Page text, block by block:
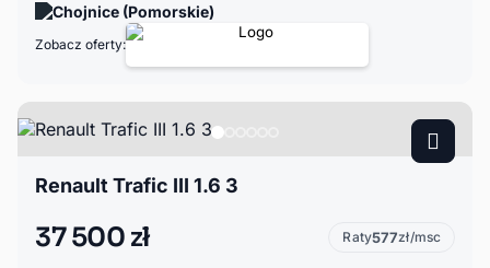
Chojnice (Pomorskie)
Zobacz oferty:
Renault Trafic III 1.6 3
37 500 zł Raty577zł/msc